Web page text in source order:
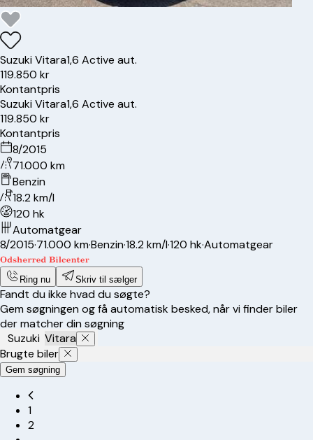
SuzukiVitara1,6 Active aut.
119.850 kr
Kontantpris
SuzukiVitara1,6 Active aut.
119.850 kr
Kontantpris
8/2015
71.000 km
Benzin
18.2 km/l
120 hk
Automatgear
8/2015·71.000 km·Benzin·18.2 km/l·120 hk·Automatgear
Ring nu Skriv til sælger
Fandt du ikke hvad du søgte?
Gem søgningen og få automatisk besked, når vi finder biler
der matcher din søgning
Suzuki Vitara
Brugte biler
Gem søgning
1
2